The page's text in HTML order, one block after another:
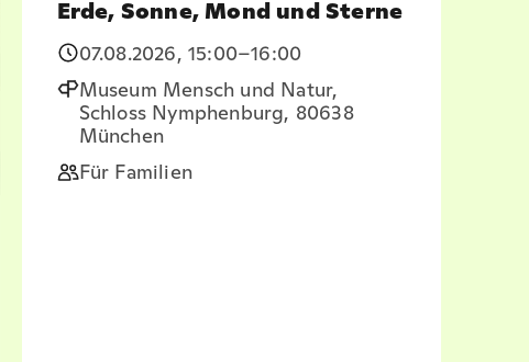
Erde, Sonne, Mond und Sterne
07.08.2026,15:00–16:00
Museum Mensch und Natur,
Schloss Nymphenburg, 80638
München
Für Familien